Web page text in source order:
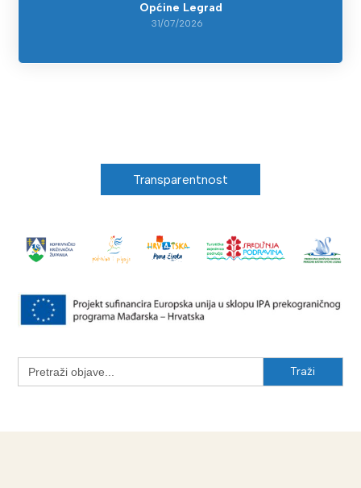
Općine Legrad
31/07/2026
Transparentnost
Search
for: